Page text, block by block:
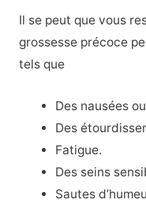
Il se peut que vous
grossesse précoce
tels que
Des nausées
Des
Fatigue.
Des seins
Sautes